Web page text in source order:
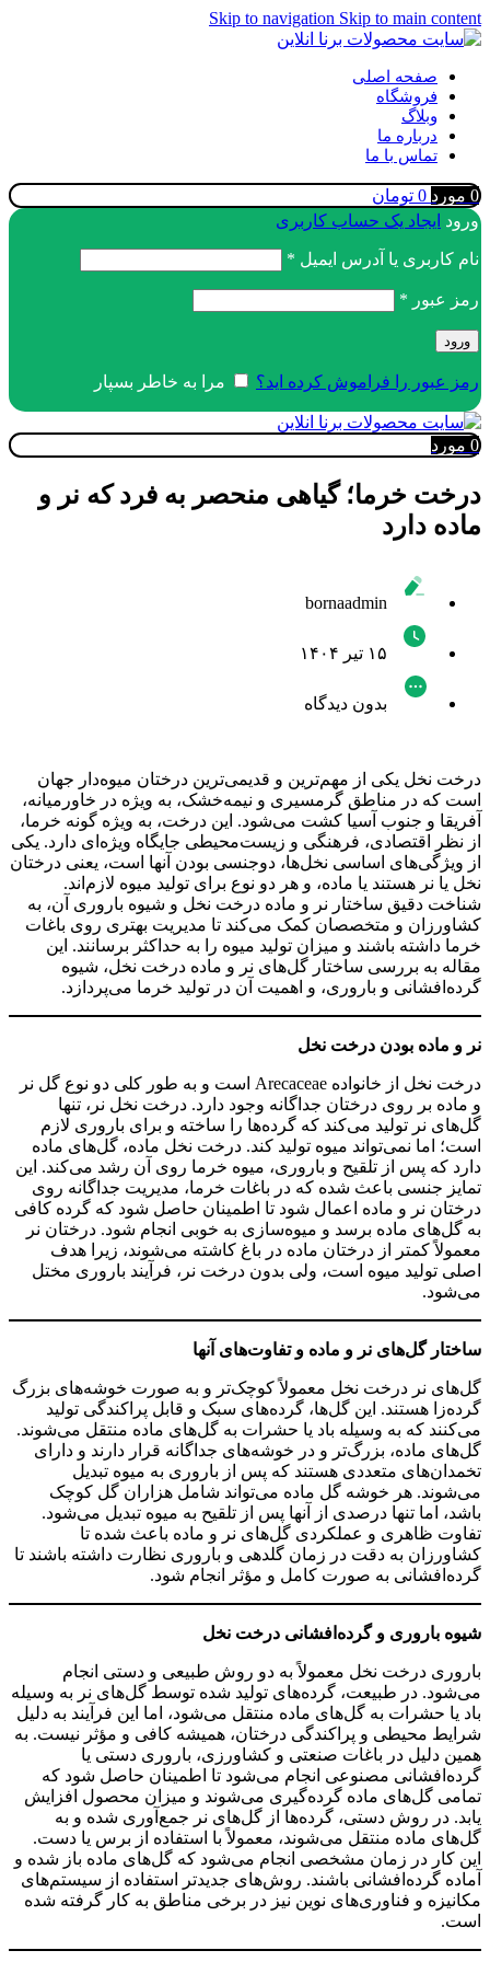
Skip to navigation Skip to main content
صفحه اصلی
فروشگاه
وبلاگ
درباره ما
تماس با ما
0 مورد 0 تومان
ورود ایجاد یک حساب کاربری
نام کاربری یا آدرس ایمیل *
رمز عبور *
ورود
رمز عبور را فراموش کرده اید؟ مرا به خاطر بسپار
0 مورد
درخت خرما؛ گیاهی منحصر به فرد که نر و
ماده دارد
bornaadmin
۱۵ تیر ۱۴۰۴
بدون دیدگاه
درخت نخل یکی از مهم‌ترین و قدیمی‌ترین درختان میوه‌دار جهان
است که در مناطق گرمسیری و نیمه‌خشک، به ویژه در خاورمیانه،
آفریقا و جنوب آسیا کشت می‌شود. این درخت، به ویژه گونه خرما،
از نظر اقتصادی، فرهنگی و زیست‌محیطی جایگاه ویژه‌ای دارد. یکی
از ویژگی‌های اساسی نخل‌ها، دوجنسی بودن آنها است، یعنی درختان
نخل یا نر هستند یا ماده، و هر دو نوع برای تولید میوه لازم‌اند.
شناخت دقیق ساختار نر و ماده درخت نخل و شیوه باروری آن، به
کشاورزان و متخصصان کمک می‌کند تا مدیریت بهتری روی باغات
خرما داشته باشند و میزان تولید میوه را به حداکثر برسانند. این
مقاله به بررسی ساختار گل‌های نر و ماده درخت نخل، شیوه
گرده‌افشانی و باروری، و اهمیت آن در تولید خرما می‌پردازد.
نر و ماده بودن درخت نخل
درخت نخل از خانواده Arecaceae است و به طور کلی دو نوع گل نر
و ماده بر روی درختان جداگانه وجود دارد. درخت نخل نر، تنها
گل‌های نر تولید می‌کند که گرده‌ها را ساخته و برای باروری لازم
است؛ اما نمی‌تواند میوه تولید کند. درخت نخل ماده، گل‌های ماده
دارد که پس از تلقیح و باروری، میوه خرما روی آن رشد می‌کند. این
تمایز جنسی باعث شده که در باغات خرما، مدیریت جداگانه روی
درختان نر و ماده اعمال شود تا اطمینان حاصل شود که گرده کافی
به گل‌های ماده برسد و میوه‌سازی به خوبی انجام شود. درختان نر
معمولاً کمتر از درختان ماده در باغ کاشته می‌شوند، زیرا هدف
اصلی تولید میوه است، ولی بدون درخت نر، فرآیند باروری مختل
می‌شود.
ساختار گل‌های نر و ماده و تفاوت‌های آنها
گل‌های نر درخت نخل معمولاً کوچک‌تر و به صورت خوشه‌های بزرگ
گرده‌زا هستند. این گل‌ها، گرده‌های سبک و قابل پراکندگی تولید
می‌کنند که به وسیله باد یا حشرات به گل‌های ماده منتقل می‌شوند.
گل‌های ماده، بزرگ‌تر و در خوشه‌های جداگانه قرار دارند و دارای
تخمدان‌های متعددی هستند که پس از باروری به میوه تبدیل
می‌شوند. هر خوشه گل ماده می‌تواند شامل هزاران گل کوچک
باشد، اما تنها درصدی از آنها پس از تلقیح به میوه تبدیل می‌شود.
تفاوت ظاهری و عملکردی گل‌های نر و ماده باعث شده تا
کشاورزان به دقت در زمان گلدهی و باروری نظارت داشته باشند تا
گرده‌افشانی به صورت کامل و مؤثر انجام شود.
شیوه باروری و گرده‌افشانی درخت نخل
باروری درخت نخل معمولاً به دو روش طبیعی و دستی انجام
می‌شود. در طبیعت، گرده‌های تولید شده توسط گل‌های نر به وسیله
باد یا حشرات به گل‌های ماده منتقل می‌شود، اما این فرآیند به دلیل
شرایط محیطی و پراکندگی درختان، همیشه کافی و مؤثر نیست. به
همین دلیل در باغات صنعتی و کشاورزی، باروری دستی یا
گرده‌افشانی مصنوعی انجام می‌شود تا اطمینان حاصل شود که
تمامی گل‌های ماده گرده‌گیری می‌شوند و میزان محصول افزایش
یابد. در روش دستی، گرده‌ها از گل‌های نر جمع‌آوری شده و به
گل‌های ماده منتقل می‌شوند، معمولاً با استفاده از برس یا دست.
این کار در زمان مشخصی انجام می‌شود که گل‌های ماده باز شده و
آماده گرده‌افشانی باشند. روش‌های جدیدتر استفاده از سیستم‌های
مکانیزه و فناوری‌های نوین نیز در برخی مناطق به کار گرفته شده
است.